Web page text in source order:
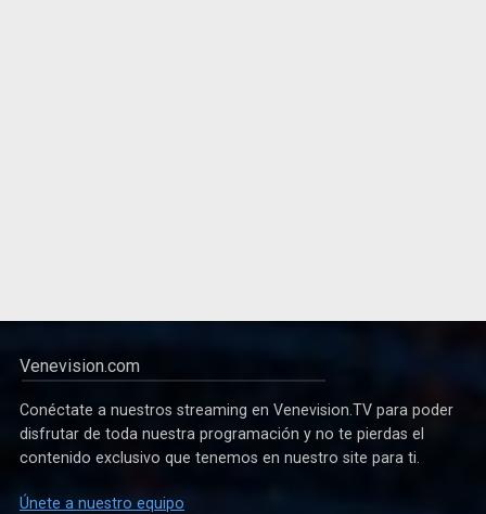
Venevision.com
Conéctate a nuestros streaming en Venevision.TV para poder
disfrutar de toda nuestra programación y no te pierdas el
contenido exclusivo que tenemos en nuestro site para ti.
Únete a nuestro equipo